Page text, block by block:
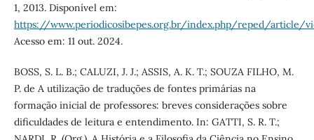
1, 2013. Disponível em:
https://www.periodicosibepes.org.br/index.php/reped/article/
Acesso em: 11 out. 2024.
BOSS, S. L. B.; CALUZI, J. J.; ASSIS, A. K. T.; SOUZA FILHO, M.
P. de A utilização de traduções de fontes primárias na
formação inicial de professores: breves considerações sobre
dificuldades de leitura e entendimento. In: GATTI, S. R. T.;